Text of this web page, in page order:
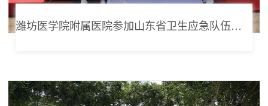
潍坊医学院附属医院参加山东省卫生应急队伍授旗仪式暨装备展示演练